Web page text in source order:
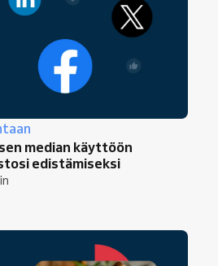
median käyttöön
edistämiseksi